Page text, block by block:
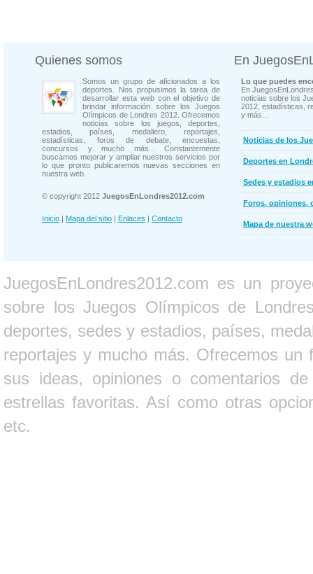
Quienes somos
Somos un grupo de aficionados a los
deportes. Nos propusimos la tarea de
desarrollar esta web con el objetivo de
brindar información sobre los Juegos
Olímpicos de Londres 2012. Ofrecemos
noticias sobre los juegos, deportes,
estadios, países, medallero, reportajes,
estadísticas, foros de debate, encuestas,
concursos y mucho más... Constantemente
buscamos mejorar y ampliar nuestros servicios por
lo que pronto publicaremos nuevas secciones en
nuestra web.
© copyright 2012 JuegosEnLondres2012.com
Inicio | Mapa del sitio | Enlaces | Contacto
En
Lo que puedes
En
noticias sobre los
2012, estadísticas,
y más...
Noticias de los
Deportes en
Sedes y estadios
Foros, opiniones,
Mapa de nuestra
JuegosEnLondres2012.com es un
sobre los Juegos Olímpicos de
deportes, sedes y estadios, países,
reportajes y mucho más. Ofrecemos un
sus ideas, opiniones o comentarios
estrellas favoritas. Así como otras
etc.